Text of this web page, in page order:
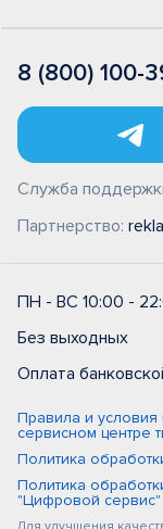
8 (800) 100-
Служба
Партнерство:
ПН - ВС 10:00 -
Без выходных
Оплата
Правила и
сервисном центре
Политика
Политика
"Цифровой сервис"